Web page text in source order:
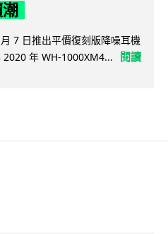
7 日推出平價復刻版降噪耳機
年 WH-1000XM4...
閱讀